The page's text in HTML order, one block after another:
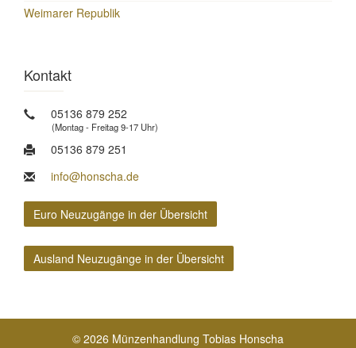
Weimarer Republik
Kontakt
05136 879 252
(Montag - Freitag 9-17 Uhr)
05136 879 251
info@honscha.de
Euro Neuzugänge in der Übersicht
Ausland Neuzugänge in der Übersicht
© 2026 Münzenhandlung Tobias Honscha